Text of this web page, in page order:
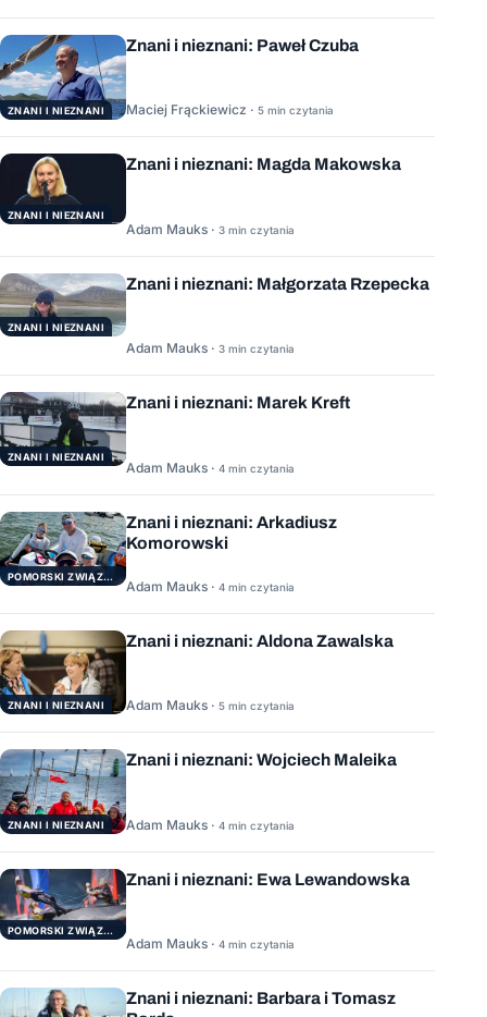
ZNANI I NIEZNANI
Znani i nieznani: Paweł Czuba
Maciej Frąckiewicz · 5 min czytania
ZNANI I NIEZNANI
Znani i nieznani: Magda Makowska
Adam Mauks · 3 min czytania
ZNANI I NIEZNANI
Znani i nieznani: Małgorzata Rzepecka
Adam Mauks · 3 min czytania
ZNANI I NIEZNANI
Znani i nieznani: Marek Kreft
Adam Mauks · 4 min czytania
POMORSKI ZWIĄZEK ŻEGLARSKI
Znani i nieznani: Arkadiusz
Komorowski
Adam Mauks · 4 min czytania
ZNANI I NIEZNANI
Znani i nieznani: Aldona Zawalska
Adam Mauks · 5 min czytania
ZNANI I NIEZNANI
Znani i nieznani: Wojciech Maleika
Adam Mauks · 4 min czytania
POMORSKI ZWIĄZEK ŻEGLARSKI
Znani i nieznani: Ewa Lewandowska
Adam Mauks · 4 min czytania
Znani i nieznani: Barbara i Tomasz